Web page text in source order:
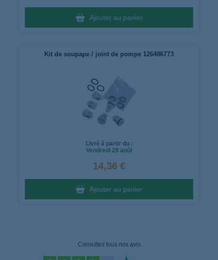
Ajouter au panier
Kit de soupape / joint de pompe 126486773
Livré à partir du :
Vendredi28 août
14,36 €
Ajouter au panier
Consultez tous nos avis